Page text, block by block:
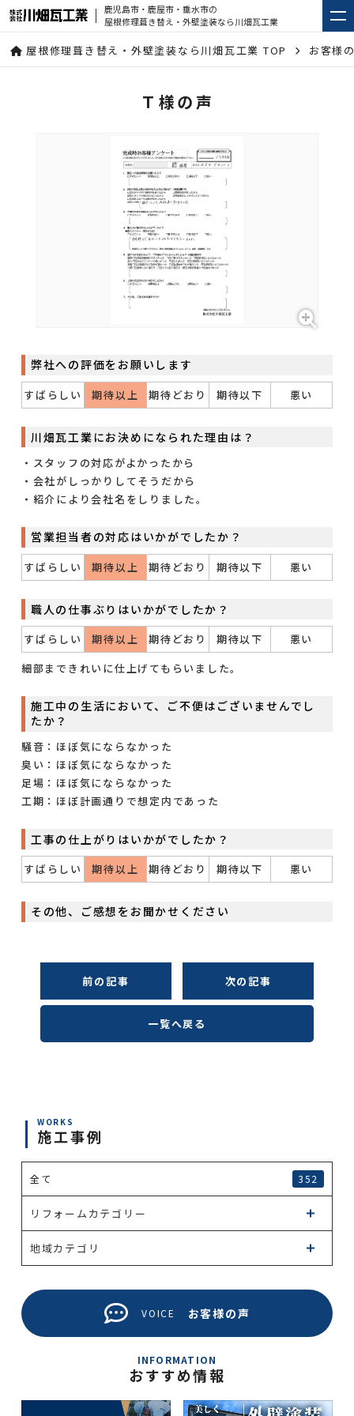
鹿児島市・鹿屋市・垂水市の
屋根修理葺き替え・外壁塗装なら川畑瓦工業
屋根修理葺き替え・外壁塗装なら川畑瓦工業 TOP お客様
Ｔ様の声
弊社への評価をお願いします
すばらしい 期待以上 期待どおり 期待以下 悪い
川畑瓦工業にお決めになられた理由は？
・スタッフの対応がよかったから
・会社がしっかりしてそうだから
・紹介により会社名をしりました。
営業担当者の対応はいかがでしたか？
すばらしい 期待以上 期待どおり 期待以下 悪い
職人の仕事ぶりはいかがでしたか？
すばらしい 期待以上 期待どおり 期待以下
悪い
細部まできれいに仕上げてもらいました。
施工中の生活において、ご不便はございませんでし
たか？
騒音：ほぼ気にならなかった
臭い：ほぼ気にならなかった
足場：ほぼ気にならなかった
工期：ほぼ計画通りで想定内であった
工事の仕上がりはいかがでしたか？
すばらしい 期待以上 期待どおり 期待以下 悪い
その他、ご感想をお聞かせください
前の記事 次の記事
一覧へ戻る
WORKS
施工事例
全て 352
リフォームカテゴリー
地域カテゴリ
VOICE お客様の声
INFORMATION
おすすめ情報